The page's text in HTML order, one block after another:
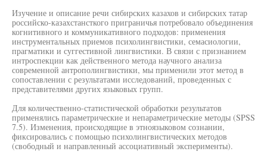
Изучение и описание речи сибирских казахов и сибирских татар
российско-казахстансткого приграничья потребовало объединения
когнитивного и коммуникативного подходов: применения
инструментальных приемов психолингвистики, семасиологии,
прагматики и суггестивной лингвистики. В связи с признанием
интроспекции как действенного метода научного анализа
современной антрополингвистики, мы применили этот метод в
сопоставлении с результатами исследований, проведенных с
представителями других языковых групп.
Для количественно-статистической обработки результатов
применялись параметрические и непараметрические методы (SPSS
7.5). Изменения, происходящие в этноязыковом сознании,
фиксировались с помощью психолингвистических методов
(свободный и направленный ассоциативный эксперименты).